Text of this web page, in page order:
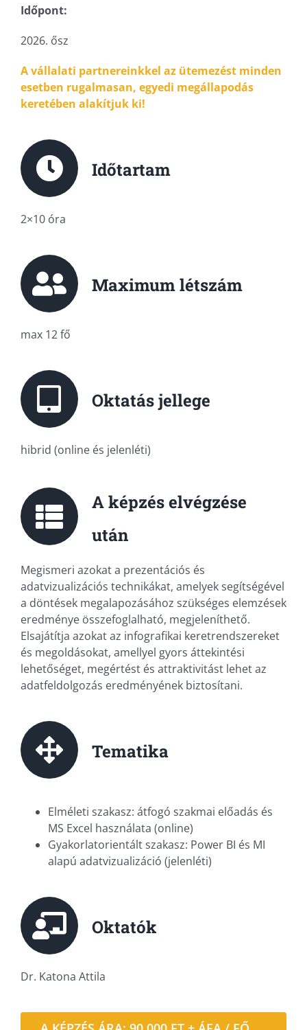
Időpont:
2026. ősz
A vállalati partnereinkkel az ütemezést minden
esetben rugalmasan, egyedi megállapodás
keretében alakítjuk ki!
Időtartam
2×10 óra
Maximum létszám
max 12 fő
Oktatás jellege
hibrid (online és jelenléti)
A képzés elvégzése
után
Megismeri azokat a prezentációs és
adatvizualizációs technikákat, amelyek segítségével
a döntések megalapozásához szükséges elemzések
eredménye összefoglalható, megjeleníthető.
Elsajátítja azokat az infografikai keretrendszereket
és megoldásokat, amellyel gyors áttekintési
lehetőséget, megértést és attraktivitást lehet az
adatfeldolgozás eredményének biztosítani.
Tematika
Elméleti szakasz: átfogó szakmai előadás és
MS Excel használata (online)
Gyakorlatorientált szakasz: Power BI és MI
alapú adatvizualizáció (jelenléti)
Oktatók
Dr. Katona Attila